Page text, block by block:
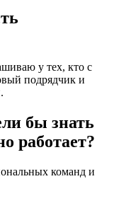
у тех, кто с
подрядчик и
бы знать
работает?
команд и